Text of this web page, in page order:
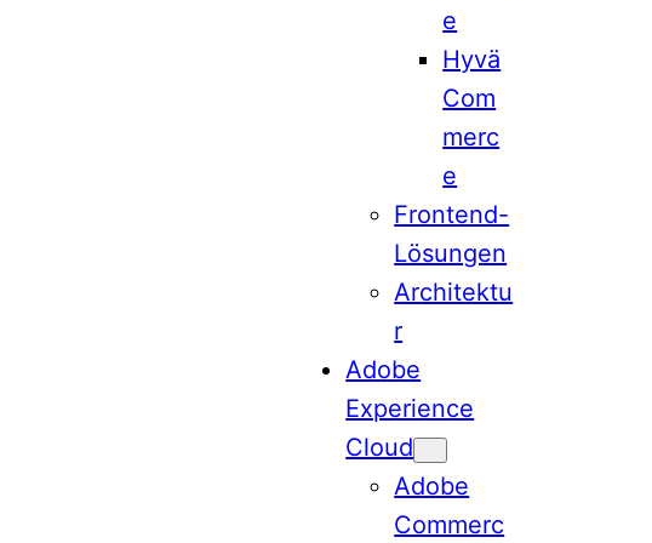
e
Hyvä
Com
merc
e
Frontend-
Lösungen
Architektu
r
Adobe
Experience
Cloud
Adobe
Commerc